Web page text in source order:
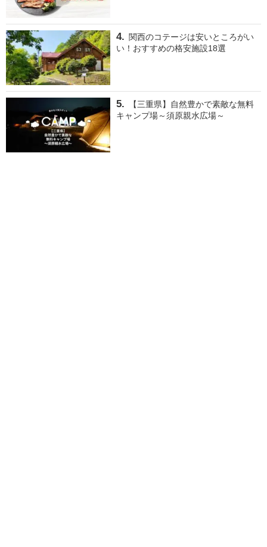
関西のコテージは安いところがい
い！おすすめの格安施設18選
【三重県】自然豊かで素敵な無料
キャンプ場～須原親水広場～